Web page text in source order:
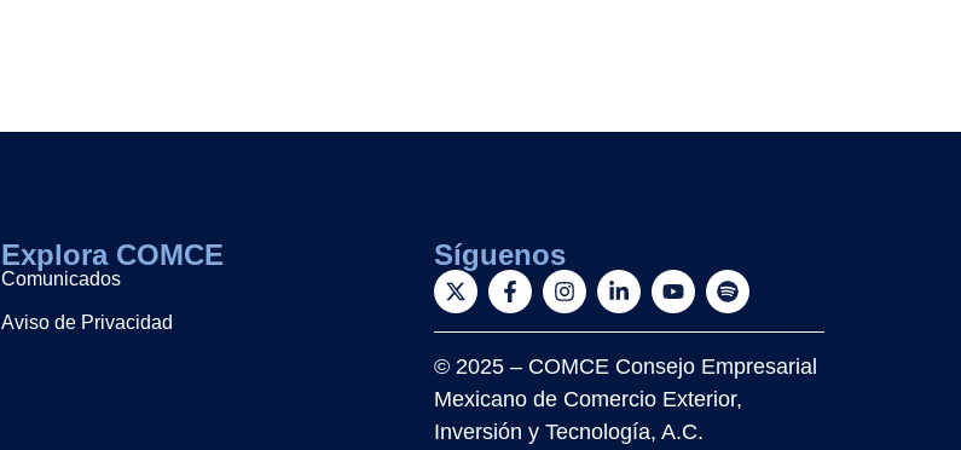
Explora COMCE
Comunicados
Aviso de Privacidad
Síguenos
© 2025 – COMCE Consejo Empresarial
Mexicano de Comercio Exterior,
Inversión y Tecnología, A.C.